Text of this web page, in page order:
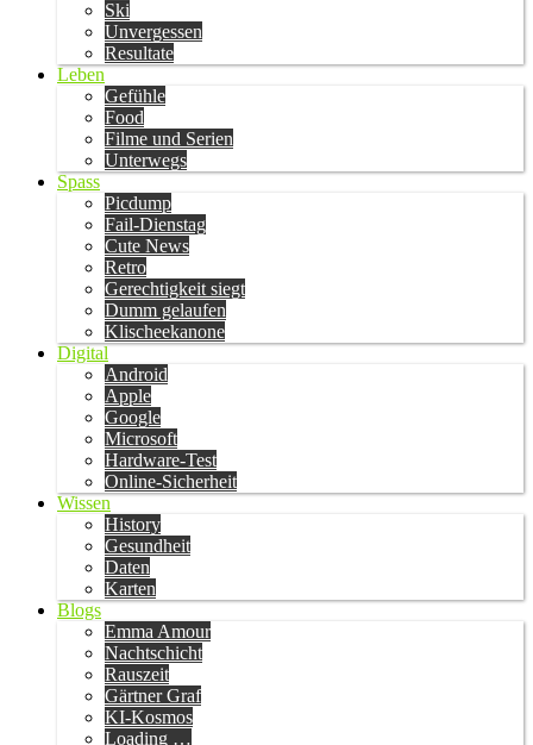
Ski
Unvergessen
Resultate
Leben
Gefühle
Food
Filme und Serien
Unterwegs
Spass
Picdump
Fail-Dienstag
Cute News
Retro
Gerechtigkeit siegt
Dumm gelaufen
Klischeekanone
Digital
Android
Apple
Google
Microsoft
Hardware-Test
Online-Sicherheit
Wissen
History
Gesundheit
Daten
Karten
Blogs
Emma Amour
Nachtschicht
Rauszeit
Gärtner Graf
KI-Kosmos
Loading …